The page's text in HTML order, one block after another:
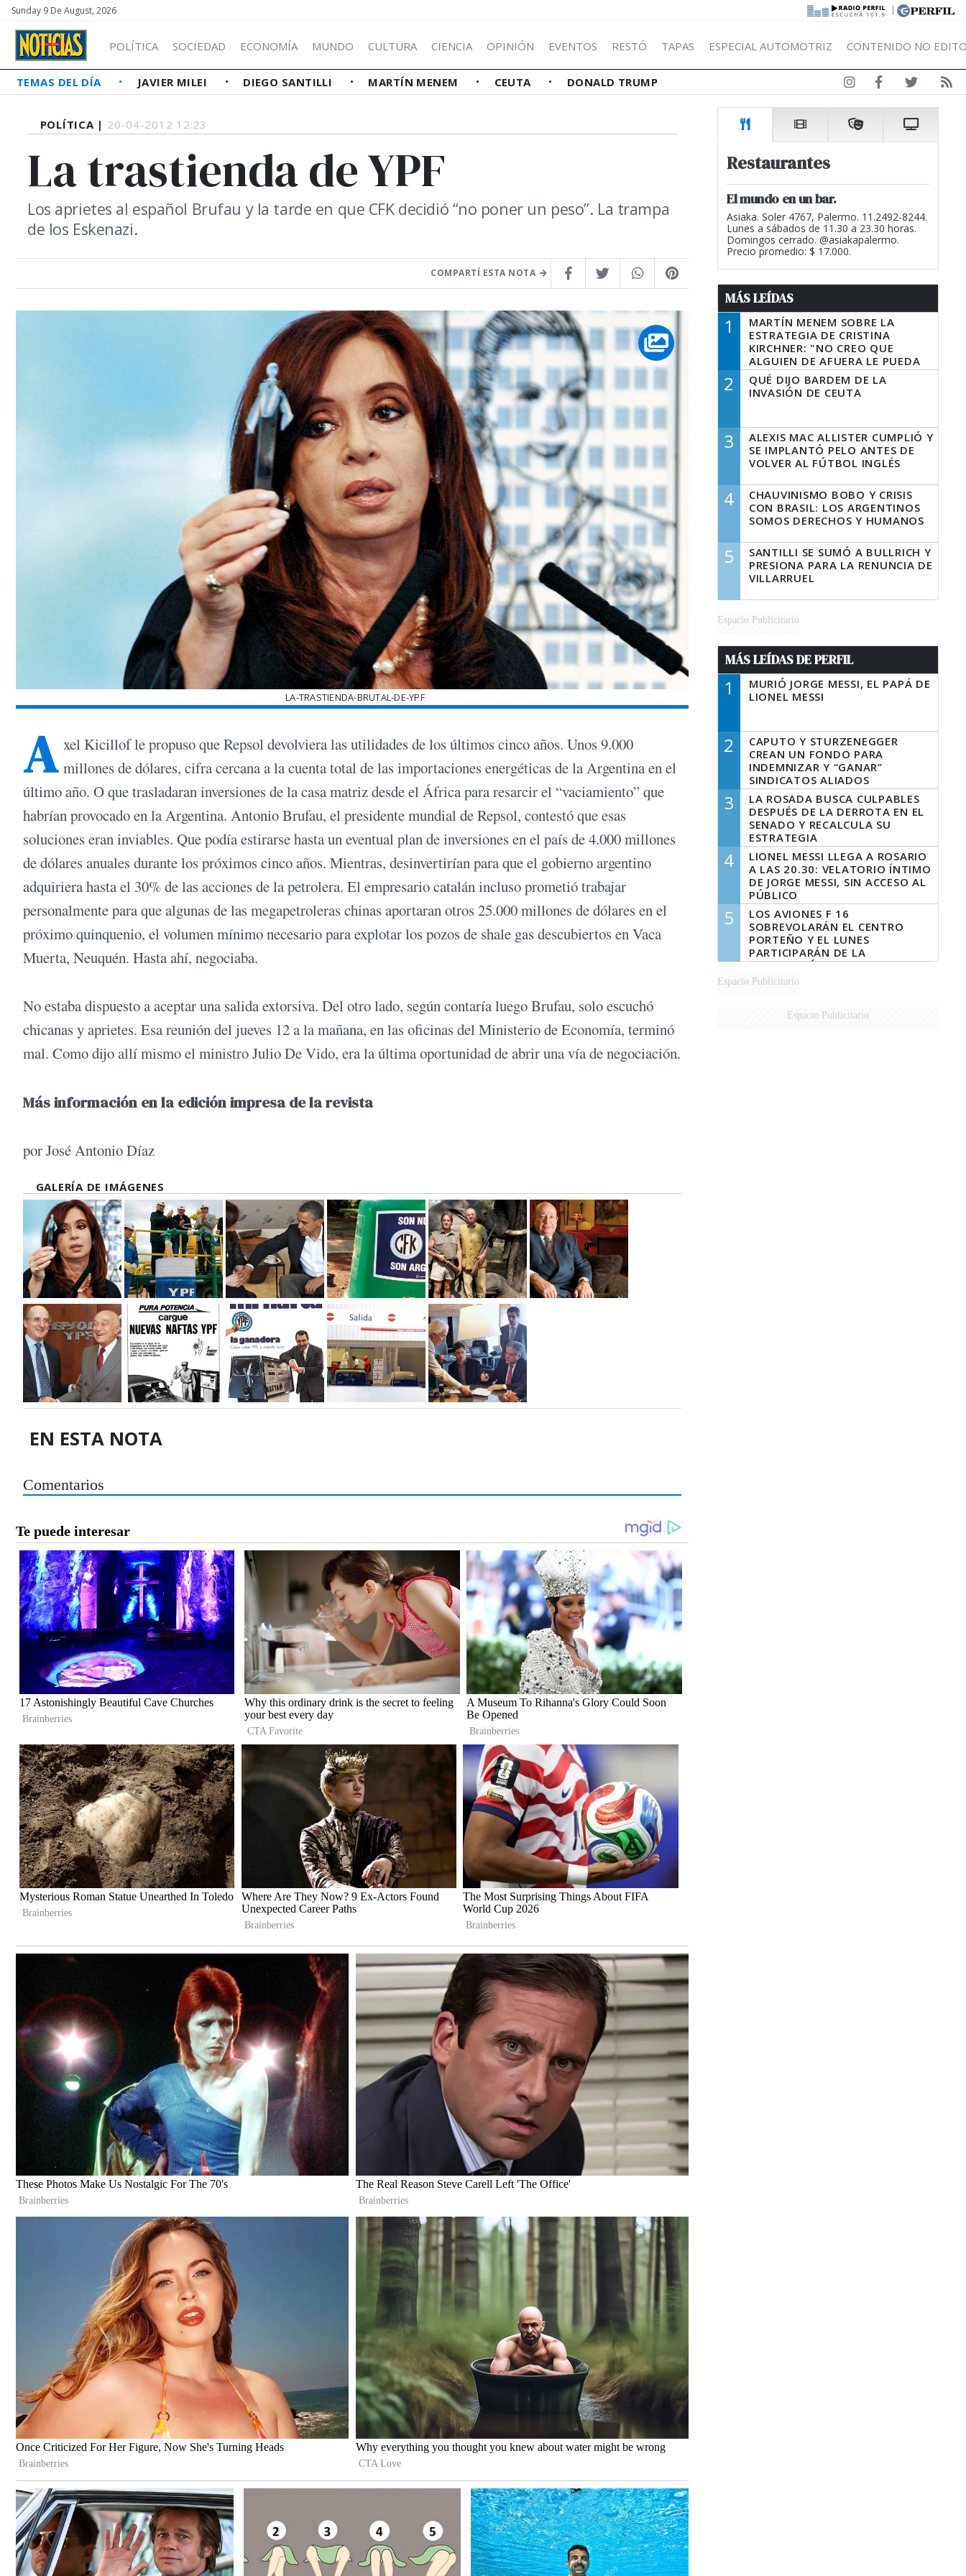
Sunday 9 De August, 2026 |
POLÍTICA SOCIEDAD ECONOMÍA MUNDO CULTURA CIENCIA OPINIÓN EVENTOS RESTÓ TAPAS ESPECIAL AUTOMOTRIZ CONTENIDO NO
TEMAS DEL DÍA JAVIER MILEI DIEGO SANTILLI MARTÍN MENEM CEUTA DONALD TRUMP
POLÍTICA | 20-04-2012 12:23
La trastienda de YPF
Los aprietes al español Brufau y la tarde en que CFK decidió “no poner un peso”. La trampa
de los Eskenazi.
COMPARTÍ ESTA NOTA
LA-TRASTIENDA-BRUTAL-DE-YPF
A xel Kicillof le propuso que Repsol devolviera las utilidades de los últimos cinco años. Unos 9.000
millones de dólares, cifra cercana a la cuenta total de las importaciones energéticas de la Argentina en el
último año. O que trasladaran inversiones de la casa matriz desde el África para resarcir el “vaciamiento” que
habrían provocado en la Argentina. Antonio Brufau, el presidente mundial de Repsol, contestó que esas
soluciones eran inviables. Que podía estirarse hasta un eventual plan de inversiones en el país de 4.000 millones
de dólares anuales durante los próximos cinco años. Mientras, desinvertirían para que el gobierno argentino
adquiriera hasta el 30% de las acciones de la petrolera. El empresario catalán incluso prometió trabajar
personalmente para que algunas de las megapetroleras chinas aportaran otros 25.000 millones de dólares en el
próximo quinquenio, el volumen mínimo necesario para explotar los pozos de shale gas descubiertos en Vaca
Muerta, Neuquén. Hasta ahí, negociaba.
No estaba dispuesto a aceptar una salida extorsiva. Del otro lado, según contaría luego Brufau, solo escuchó
chicanas y aprietes. Esa reunión del jueves 12 a la mañana, en las oficinas del Ministerio de Economía, terminó
mal. Como dijo allí mismo el ministro Julio De Vido, era la última oportunidad de abrir una vía de negociación.
Más información en la edición impresa de la revista
por José Antonio Díaz
GALERÍA DE IMÁGENES
EN ESTA NOTA
Comentarios
Restaurantes
El mundo en un bar.
Asiaka. Soler 4767, Palermo. 11.2492-8244.
Lunes a sábados de 11.30 a 23.30 horas.
Domingos cerrado. @asiakapalermo.
Precio promedio: $ 17.000.
MÁS LEÍDAS
1
MARTÍN MENEM SOBRE LA
ESTRATEGIA DE CRISTINA
KIRCHNER: "NO CREO QUE
ALGUIEN DE AFUERA LE PUEDA
DECIR A LA JUSTICIA LO QUE
TIENE QUE HACER"
2
QUÉ DIJO BARDEM DE LA
INVASIÓN DE CEUTA
3
ALEXIS MAC ALLISTER CUMPLIÓ Y
SE IMPLANTÓ PELO ANTES DE
VOLVER AL FÚTBOL INGLÉS
4
CHAUVINISMO BOBO Y CRISIS
CON BRASIL: LOS ARGENTINOS
SOMOS DERECHOS Y HUMANOS
5
SANTILLI SE SUMÓ A BULLRICH Y
PRESIONA PARA LA RENUNCIA DE
VILLARRUEL
Espacio Publicitario
MÁS LEÍDAS DE PERFIL
1
MURIÓ JORGE MESSI, EL PAPÁ DE
LIONEL MESSI
2
CAPUTO Y STURZENEGGER
CREAN UN FONDO PARA
INDEMNIZAR Y “GANAR”
SINDICATOS ALIADOS
3
LA ROSADA BUSCA CULPABLES
DESPUÉS DE LA DERROTA EN EL
SENADO Y RECALCULA SU
ESTRATEGIA
4
LIONEL MESSI LLEGA A ROSARIO
A LAS 20.30: VELATORIO ÍNTIMO
DE JORGE MESSI, SIN ACCESO AL
PÚBLICO
5
LOS AVIONES F 16
SOBREVOLARÁN EL CENTRO
PORTEÑO Y EL LUNES
PARTICIPARÁN DE LA
CELEBRACIÓN DE LA FUERZA
AÉREA
Espacio Publicitario
Espacio Publicitario